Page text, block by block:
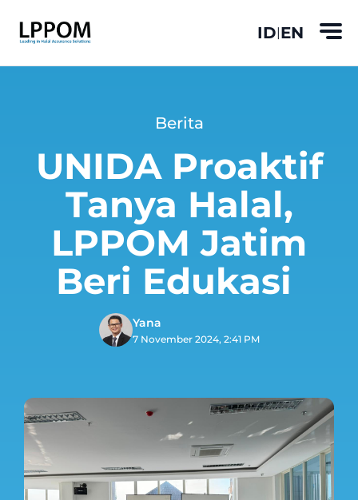
ID|EN
Berita
UNIDA Proaktif
Tanya Halal,
LPPOM Jatim
Beri Edukasi
Yana
7 November 2024, 2:41 PM